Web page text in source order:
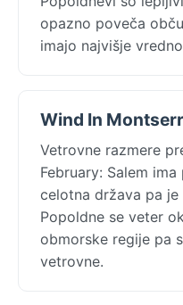
opazno poveča
imajo najvišje
Wind In
Vetrovne razmere
February: Salem
celotna država pa
Popoldne se veter
obmorske regije pa
vetrovne.